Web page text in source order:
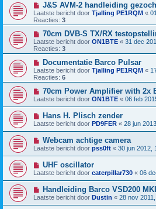
J&S AVM-2 handleiding
Laatste bericht door Tjalling PE1RQM «
Reacties: 3
70cm DVB-S TX/RX
Laatste bericht door ON1BTE « 31 dec
Reacties: 3
Documentatie Barco Pulsar
Laatste bericht door Tjalling PE1RQM «
Reacties: 6
70cm Power Amplifier with 2x
Laatste bericht door ON1BTE « 06 feb
Hans H. Plisch zender
Laatste bericht door PD9FER « 28 jun
Webcam achtige camera
Laatste bericht door pss0ft « 30 jun 2012,
UHF oscillator
Laatste bericht door caterpillar730 « 06
Handleiding Barco VSD200 MKII
Laatste bericht door Dustin « 28 nov